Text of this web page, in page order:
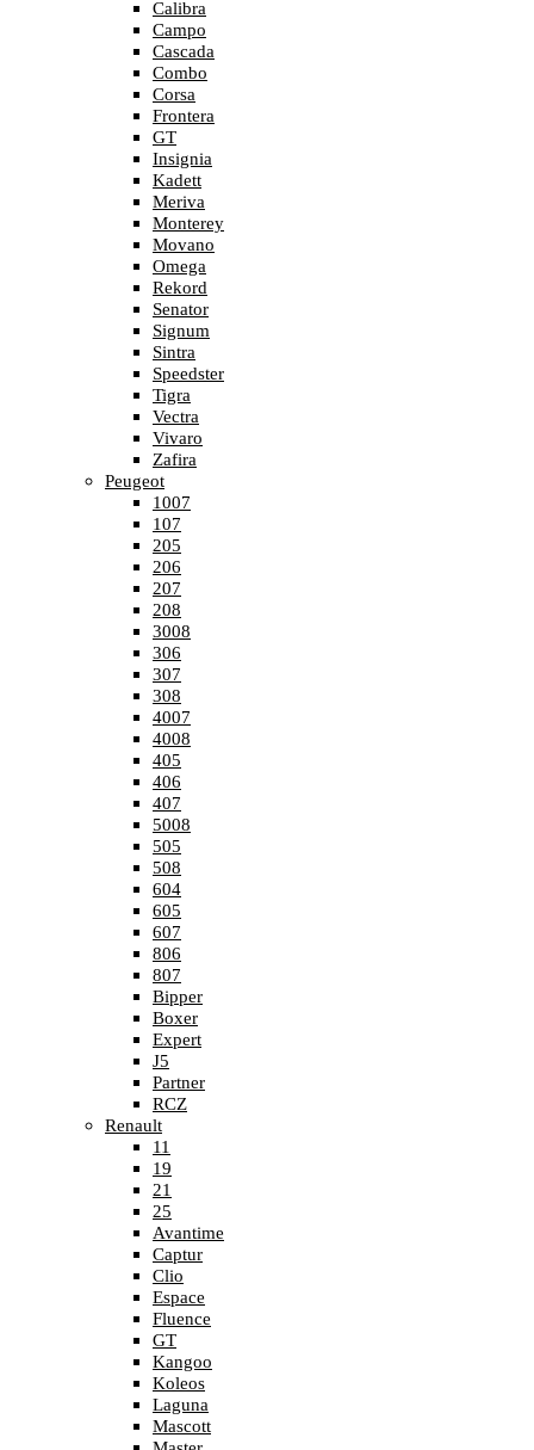
Calibra
Campo
Cascada
Combo
Corsa
Frontera
GT
Insignia
Kadett
Meriva
Monterey
Movano
Omega
Rekord
Senator
Signum
Sintra
Speedster
Tigra
Vectra
Vivaro
Zafira
Peugeot
1007
107
205
206
207
208
3008
306
307
308
4007
4008
405
406
407
5008
505
508
604
605
607
806
807
Bipper
Boxer
Expert
J5
Partner
RCZ
Renault
11
19
21
25
Avantime
Captur
Clio
Espace
Fluence
GT
Kangoo
Koleos
Laguna
Mascott